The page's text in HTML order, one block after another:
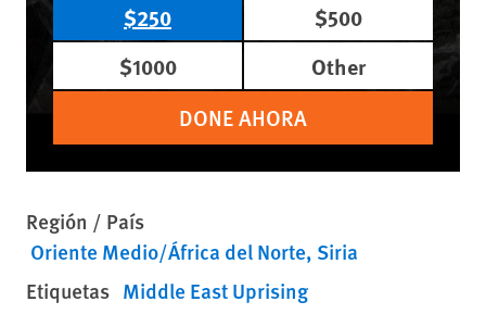
$250
$500
$1000
Other
DONE AHORA
Región / País
Oriente Medio/África del Norte Siria
Etiquetas Middle East Uprising